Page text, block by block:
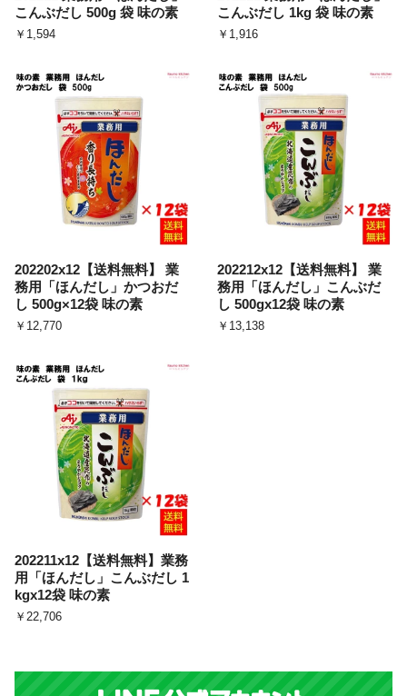
こんぶだし 500g 袋 味の素
￥1,594
こんぶだし 1kg 袋 味の素
￥1,916
202202x12【送料無料】 業
務用「ほんだし」かつおだ
し 500g×12袋 味の素
￥12,770
202212x12【送料無料】 業
務用「ほんだし」こんぶだ
し 500gx12袋 味の素
￥13,138
202211x12【送料無料】業務
用「ほんだし」こんぶだし 1
kgx12袋 味の素
￥22,706